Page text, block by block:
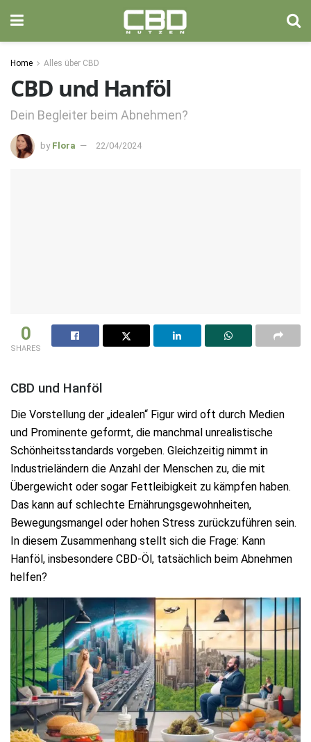
Home Alles über CBD
CBD und Hanföl
Dein Begleiter beim Abnehmen?
by Flora 22/04/2024
0
SHARES
CBD und Hanföl
Die Vorstellung der „idealen“ Figur wird oft durch Medien
und Prominente geformt, die manchmal unrealistische
Schönheitsstandards vorgeben. Gleichzeitig nimmt in
Industrieländern die Anzahl der Menschen zu, die mit
Übergewicht oder sogar Fettleibigkeit zu kämpfen haben.
Das kann auf schlechte Ernährungsgewohnheiten,
Bewegungsmangel oder hohen Stress zurückzuführen sein.
In diesem Zusammenhang stellt sich die Frage: Kann
Hanföl, insbesondere CBD-Öl, tatsächlich beim Abnehmen
helfen?